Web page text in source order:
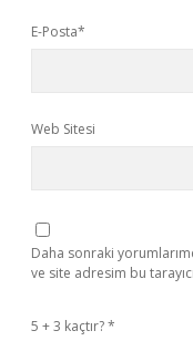
E-Posta*
Web Sitesi
Daha sonraki
ve site adresim bu
5 + 3 kaçtır?*